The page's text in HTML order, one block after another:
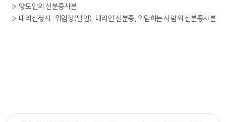
양도인의 신분증사본
대리신청시 : 위임장(날인), 대리인 신분증, 위임하는 사람의 신분증사본